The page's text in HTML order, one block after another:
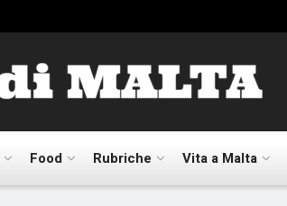
Food Rubriche Vita a Malta